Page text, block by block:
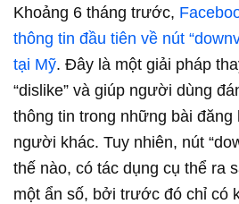
Khoảng 6 tháng trước,
thông tin đầu tiên về nút
tại Mỹ. Đây là một giải pháp
“dislike” và giúp người dùng
thông tin trong những bài đăng
người khác. Tuy nhiên, nút
thế nào, có tác dụng cụ thể ra
một ẩn số, bởi trước đó chỉ có